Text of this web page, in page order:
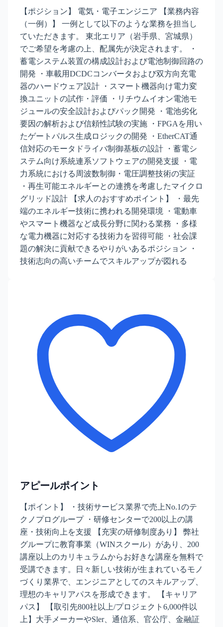
【ポジション】 電気・電子エンジニア 【業務内容
（一例）】 一例として以下のような業務を担当し
ていただきます。 東北エリア（岩手県、宮城県）
でご希望を考慮の上、配属先が決定されます。 ・
蓄電システム装置の構成設計および電池制御回路の
開発 ・車載用DCDCコンバータおよび双方向充電
器のハードウェア設計 ・スマート機器向け電力変
換ユニットの試作・評価 ・リチウムイオン電池モ
ジュールの安全設計およびパック開発 ・電池劣化
要因の解析および信頼性試験の実施 ・FPGAを用い
たゲートパルス生成ロジックの開発 ・EtherCAT通
信対応のモータドライバ制御基板の設計 ・蓄電シ
ステム向け系統連系ソフトウェアの開発支援 ・電
力系統における周波数制御・電圧調整技術の実証
・再生可能エネルギーとの連携を考慮したマイクロ
グリッド設計 【求人のおすすめポイント】 ・最先
端のエネルギー技術に携われる開発環境 ・電動車
やスマート機器など成長分野に関わる業務 ・多様
な電力機器に対応する技術力を習得可能 ・社会課
題の解決に貢献できるやりがいあるポジション ・
技術志向の高いチームでスキルアップが図れる
アピールポイント
【ポイント】 ・技術サービス業界で売上No.1のテ
クノプログループ ・研修センターで200以上の講
座・技術向上を支援 【充実の研修制度あり】 弊社
グループに教育事業（WINスクール）があり、200
講座以上のカリキュラムからお好きな講座を無料で
受講できます。日々新しい技術が生まれているモノ
づくり業界で、エンジニアとしてのスキルアップ、
理想のキャリアパスを形成できます。 【キャリア
パス】 【取引先800社以上/プロジェクト6,000件以
上】大手メーカーやSler、通信系、官公庁、金融証